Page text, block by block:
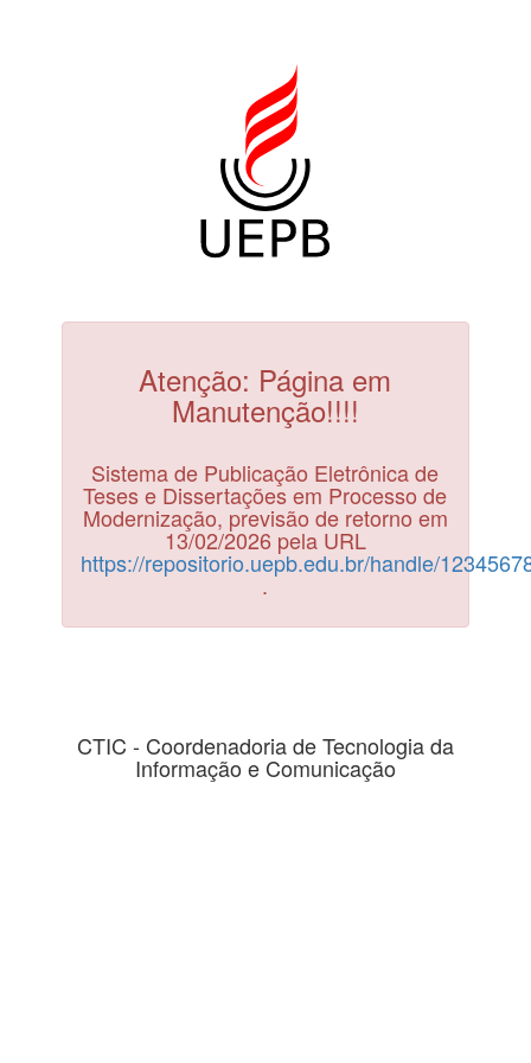
Atenção: Página em
Manutenção!!!!
Sistema de Publicação Eletrônica de
Teses e Dissertações em Processo de
Modernização, previsão de retorno em
13/02/2026 pela URL
https://repositorio.uepb.edu.br/handle/
.
CTIC - Coordenadoria de Tecnologia da
Informação e Comunicação